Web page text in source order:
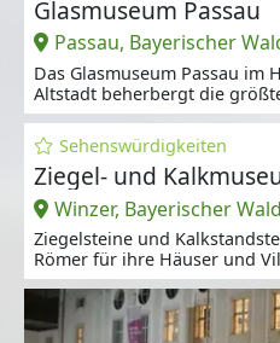
Glasmuseum Passau
Passau, Bayerischer
Das Glasmuseum Passau im
Altstadt beherbergt die
Böhmischem Glas
Sehenswürdigkeiten
Ziegel- und
Winzer, Bayerischer Wald
Ziegelsteine und
Römer für ihre Häuser und